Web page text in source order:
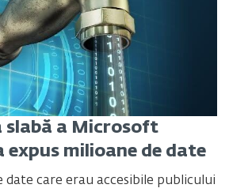
slabă a Microsoft
expus milioane de date
date care erau accesibile publicului